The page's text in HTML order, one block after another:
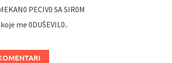
PECIV0 SA SIR0M
me 0DUŠEVIL0..